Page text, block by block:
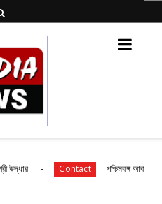
Contact পশ্চিমবঙ্গ আবাস’, দ্বিতীয়